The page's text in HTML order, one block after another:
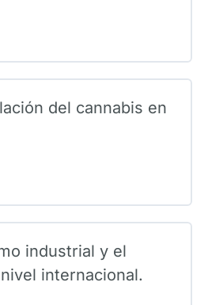
de
de Ginebra.
Sistema de fiscalización
las drogas.
de 1961, 1971 y
del cannabis en
0/7 pasos
industrial y el
internacional.